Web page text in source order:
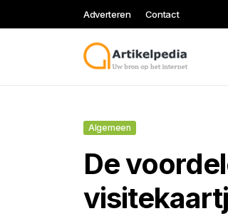
Adverteren Contact
Algemeen
De